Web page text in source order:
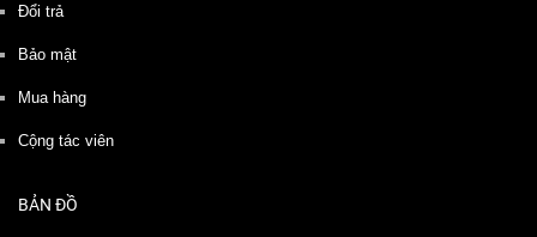
Đổi trả
Bảo mật
Mua hàng
Cộng tác viên
BẢN ĐỒ